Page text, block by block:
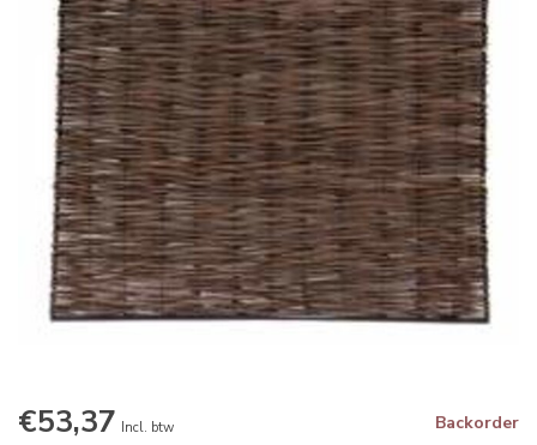
€53,37 Incl. btw Backorder